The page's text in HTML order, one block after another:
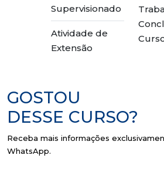
Supervisionado
Atividade de
Extensão
GOSTOU
DESSE CURSO?
Receba mais informações
WhatsApp.